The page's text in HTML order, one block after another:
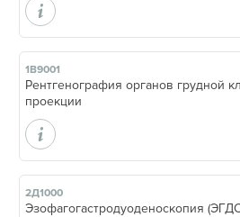
1В9001
Рентгенография органов грудной
проекции
2Д1000
Эзофагогастродуоденоскопия